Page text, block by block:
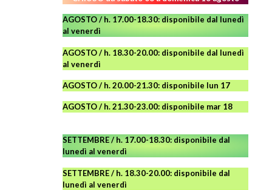
AGOSTO / h. 17.00-18.30: disponibile dal lunedì
al venerdì
AGOSTO/ h. 18.30-20.00: disponibile dal lunedì
al venerdì
AGOSTO / h. 20.00-21.30: disponibile lun 17
AGOSTO/ h. 21.30-23.00: disponibile mar 18
SETTEMBRE / h. 17.00-18.30: disponibile dal
lunedì al venerdì
SETTEMBRE / h. 18.30-20.00: disponibile dal
lunedì al venerdì